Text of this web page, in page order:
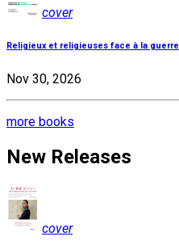
cover
Religieux et religieuses face à la guerre
Nov 30, 2026
more books
New Releases
cover